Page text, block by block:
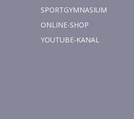
SPORTGYMNASIUM
ONLINE-SHOP
YOUTUBE-KANAL